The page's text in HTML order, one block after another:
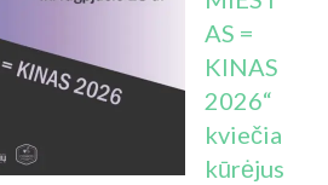
AS =
KINAS
2026“
kviečia
kūrėjus